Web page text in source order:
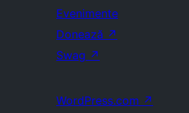
Evenimente
Donează ↗
Swag ↗
WordPress.com ↗